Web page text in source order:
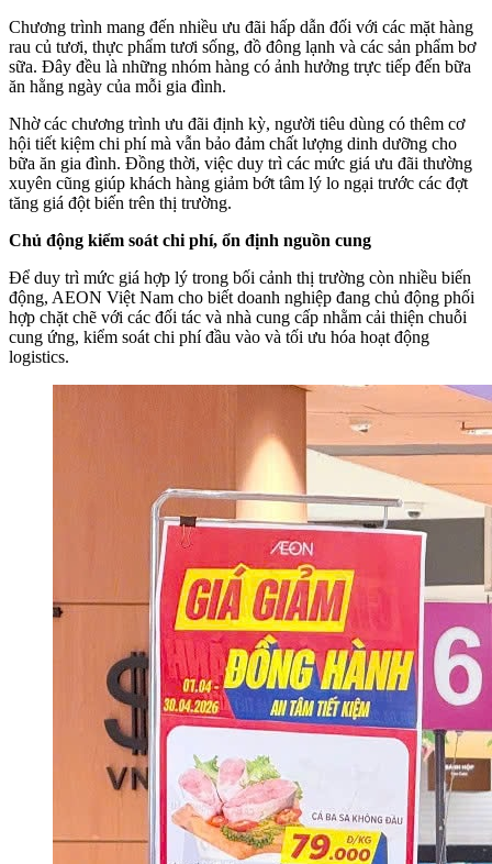
Chương trình mang đến nhiều ưu đãi hấp dẫn đối với các mặt hàng
rau củ tươi, thực phẩm tươi sống, đồ đông lạnh và các sản phẩm bơ
sữa. Đây đều là những nhóm hàng có ảnh hưởng trực tiếp đến bữa
ăn hằng ngày của mỗi gia đình.
Nhờ các chương trình ưu đãi định kỳ, người tiêu dùng có thêm cơ
hội tiết kiệm chi phí mà vẫn bảo đảm chất lượng dinh dưỡng cho
bữa ăn gia đình. Đồng thời, việc duy trì các mức giá ưu đãi thường
xuyên cũng giúp khách hàng giảm bớt tâm lý lo ngại trước các đợt
tăng giá đột biến trên thị trường.
Chủ động kiểm soát chi phí, ổn định nguồn cung
Để duy trì mức giá hợp lý trong bối cảnh thị trường còn nhiều biến
động, AEON Việt Nam cho biết doanh nghiệp đang chủ động phối
hợp chặt chẽ với các đối tác và nhà cung cấp nhằm cải thiện chuỗi
cung ứng, kiểm soát chi phí đầu vào và tối ưu hóa hoạt động
logistics.